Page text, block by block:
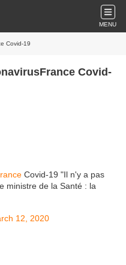
MENU
Covid-19
Covid-
Covid-19 "Il n'y a pas
ministre de la Santé : la
12, 2020